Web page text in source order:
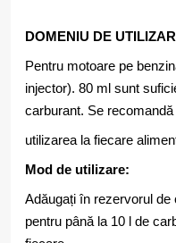
DOMENIU DE
Pentru motoare pe
injector). 80 ml sunt
carburant. Se recomandă
utilizarea la fiecare
Mod de utilizare:
Adăugați în rezervorul
pentru până la 10 l de